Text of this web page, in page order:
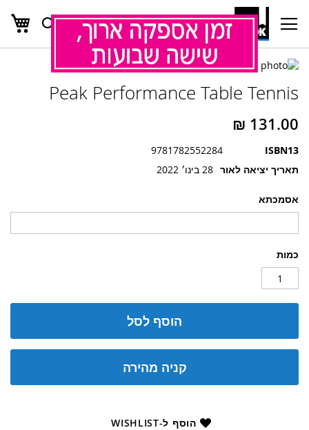
Skip
Content
חפש
אסמכתא
כמות
הוסף לסל
קניה מהירה
הוסף ל-WISHLIST
Peak Performance Table Tennis
ISBN13
9781782552284
תאריך יציאה לאור 28 בינו׳ 2022
לדלג
של
תמונות
להתחלה
גלריית
תמונות